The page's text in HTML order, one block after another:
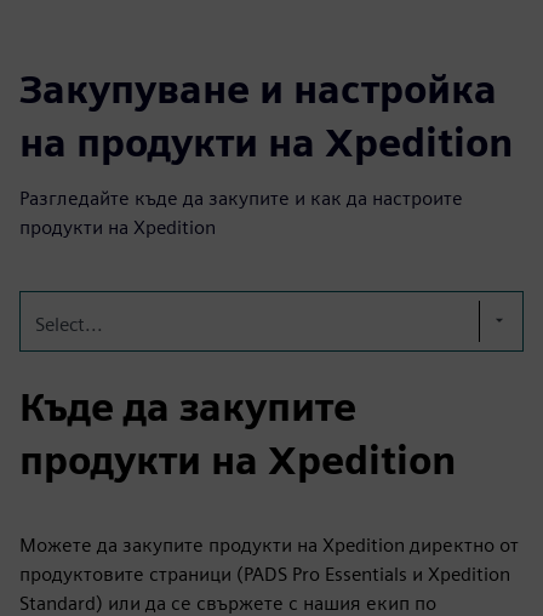
Закупуване и настройка
на продукти на Xpedition
Разгледайте къде да закупите и как да настроите
продукти на Xpedition
Select...
Къде да закупите
продукти на Xpedition
Можете да закупите продукти на Xpedition директно от
продуктовите страници (PADS Pro Essentials и Xpedition
Standard) или да се свържете с нашия екип по